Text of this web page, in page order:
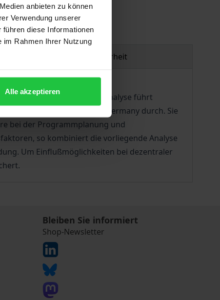
anbieten zu können
Verwendung unserer
diese Informationen
im Rahmen Ihrer Nutzung
Alle akzeptieren
Produktsicherheit
Diplomacy. Die Strukturanalyse führt
von USIA und USIS-Germany durch. Sie
bei der Programmplanung und
so kombiniert die vorliegende Analyse
Um Einflußmöglichkeiten bei dezentraler
Bleiben Sie informiert
Shop-Newsletter